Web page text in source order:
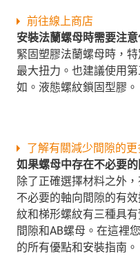
安裝法蘭螺母時需要注意
緊固塑膠法蘭螺母時，
最大扭力。也建議使用
如。液態螺紋鎖固型膠。
前往線上商店
如果螺母中存在不必要
除了正確選擇材料之外
不必要的軸向間隙的有
紋和梯形螺紋有三種具
間隙和AB螺母。在這裡
的所有優點和安裝指南。
了解有關減少間隙的